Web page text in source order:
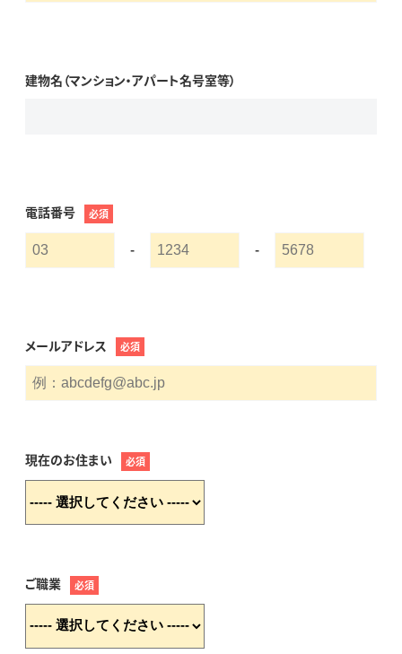
建物名（マンション・アパート名号室等）
電話番号 必須
- -
メールアドレス 必須
現在のお住まい 必須
ご職業 必須